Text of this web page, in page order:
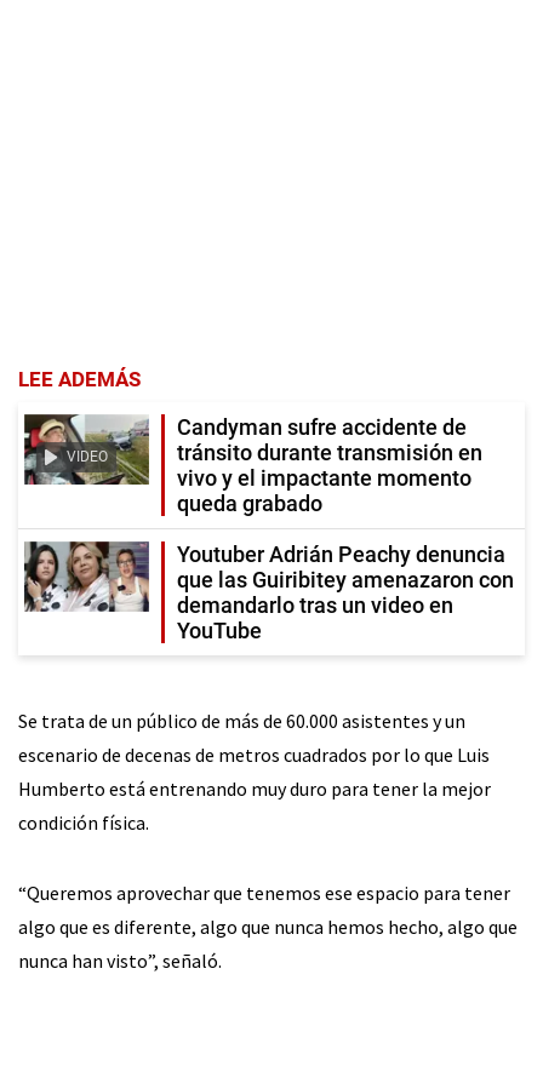
LEE ADEMÁS
VIDEO
Candyman sufre accidente de
tránsito durante transmisión en
vivo y el impactante momento
queda grabado
Youtuber Adrián Peachy denuncia
que las Guiribitey amenazaron con
demandarlo tras un video en
YouTube
Se trata de un público de más de 60.000 asistentes y un
escenario de decenas de metros cuadrados por lo que Luis
Humberto está entrenando muy duro para tener la mejor
condición física.
“Queremos aprovechar que tenemos ese espacio para tener
algo que es diferente, algo que nunca hemos hecho, algo que
nunca han visto”, señaló.